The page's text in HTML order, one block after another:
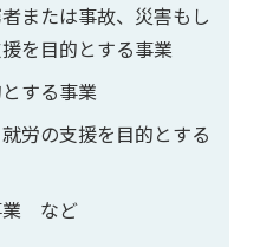
または事故、災害もし
を目的とする事業
する事業
労の支援を目的とする
業 など